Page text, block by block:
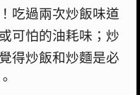
吃過兩次炒飯味道
可怕的油耗味；炒
得炒飯和炒麵是必